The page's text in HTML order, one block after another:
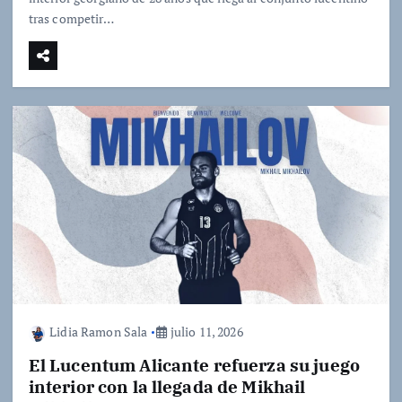
tras competir…
Lidia Ramon Sala julio 11, 2026
El Lucentum Alicante refuerza su juego
interior con la llegada de Mikhail